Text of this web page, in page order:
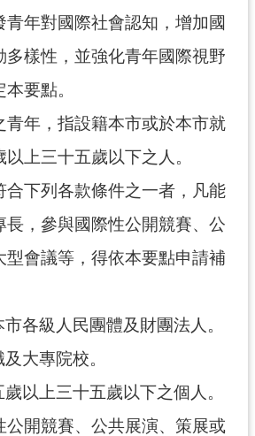
青年對國際社會認知，增加國
多樣性，並強化青年國際視野
要點。
青年，指設籍本市或於本市就
上三十五歲以下之人。
合下列各款條件之一者，凡能
長，參與國際性公開競賽、公
型會議等，得依本要點申請補
各級人民團體及財團法人。
大專院校。
以上三十五歲以下之個人。
公開競賽、公共展演、策展或